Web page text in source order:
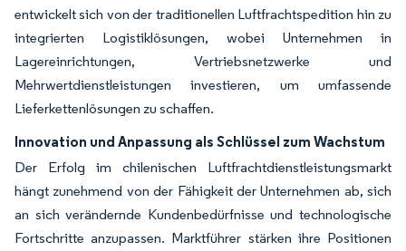
entwickelt sich von der traditionellen Luftfrachtspedition hin zu
integrierten Logistiklösungen, wobei Unternehmen in
Lagereinrichtungen, Vertriebsnetzwerke und
Mehrwertdienstleistungen investieren, um umfassende
Lieferkettenlösungen zu schaffen.
Innovation und Anpassung als Schlüssel zum Wachstum
Der Erfolg im chilenischen Luftfrachtdienstleistungsmarkt
hängt zunehmend von der Fähigkeit der Unternehmen ab, sich
an sich verändernde Kundenbedürfnisse und technologische
Fortschritte anzupassen. Marktführer stärken ihre Positionen